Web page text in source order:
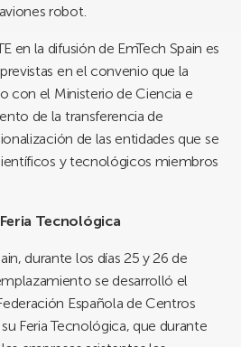
robot.
en la difusión de EmTech Spain es
en el convenio que la
con el Ministerio de Ciencia e
de la transferencia de
de las entidades que se
y tecnológicos miembros
Tecnológica
durante los días 25 y 26 de
se desarrolló el
Española de Centros
Feria Tecnológica, que durante